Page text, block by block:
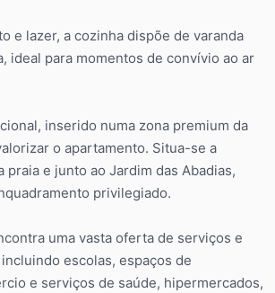
e lazer, a cozinha dispõe de varanda
ideal para momentos de convívio ao ar
inserido numa zona premium da
o apartamento. Situa-se a
praia e junto ao Jardim das Abadias,
privilegiado.
uma vasta oferta de serviços e
escolas, espaços de
e serviços de saúde, hipermercados,